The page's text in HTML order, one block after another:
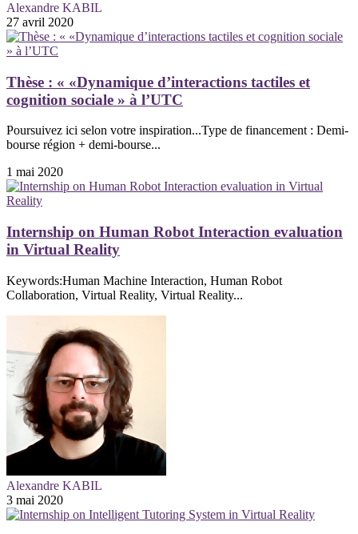
Alexandre KABIL
27 avril 2020
Thèse : « «Dynamique d’interactions tactiles et
cognition sociale » à l’UTC
Poursuivez ici selon votre inspiration...Type de financement : Demi-
bourse région + demi-bourse...
1 mai 2020
Internship on Human Robot Interaction evaluation
in Virtual Reality
Keywords:Human Machine Interaction, Human Robot
Collaboration, Virtual Reality, Virtual Reality...
Alexandre KABIL
3 mai 2020